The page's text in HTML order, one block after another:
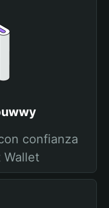
confianza
Wallet